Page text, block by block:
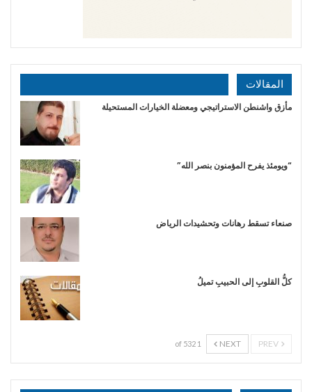
المقالات
مأزق واشنطن الاستراتيجي ومعضلة الخيارات المستحيلة
“ويومئذ يفرح المؤمنون بنصر الله”
صنعاء تسقط رهانات وتحشيدات الرياض
​كلُّ القلوبِ إلى الحبيبِ تميلُ
NEXT
1 of 532